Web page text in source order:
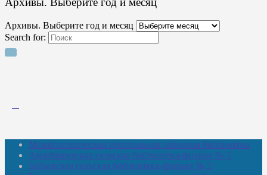
Архивы. Выберите год и месяц
Search for:
Межпоселенческая центральная районная библиотека
Амзибашевская сельская библиотека-филиал № 1
Бабаевская сельская библиотека-филиал № 2